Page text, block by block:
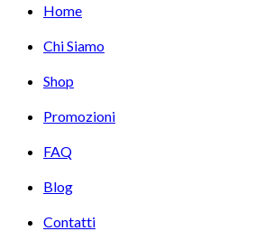
Home
Chi Siamo
Shop
Promozioni
FAQ
Blog
Contatti